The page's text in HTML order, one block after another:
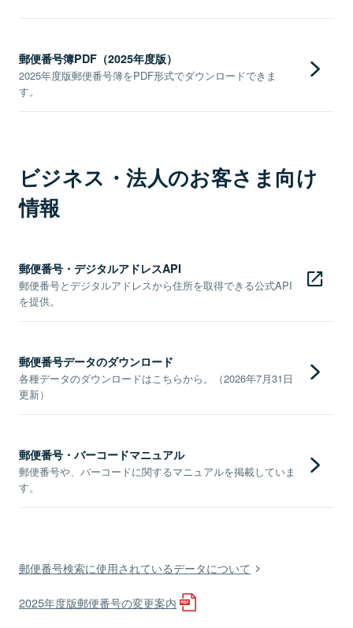
郵便番号簿PDF（2025年度版）
2025年度版郵便番号簿をPDF形式でダウンロードできま
す。
ビジネス・法人のお客さま向け
情報
郵便番号・デジタルアドレスAPI
郵便番号とデジタルアドレスから住所を取得できる公式API
を提供。
郵便番号データのダウンロード
各種データのダウンロードはこちらから。（2026年7月31日
更新）
郵便番号・バーコードマニュアル
郵便番号や、バーコードに関するマニュアルを掲載していま
す。
郵便番号検索に使用されているデータについて
2025年度版郵便番号の変更案内